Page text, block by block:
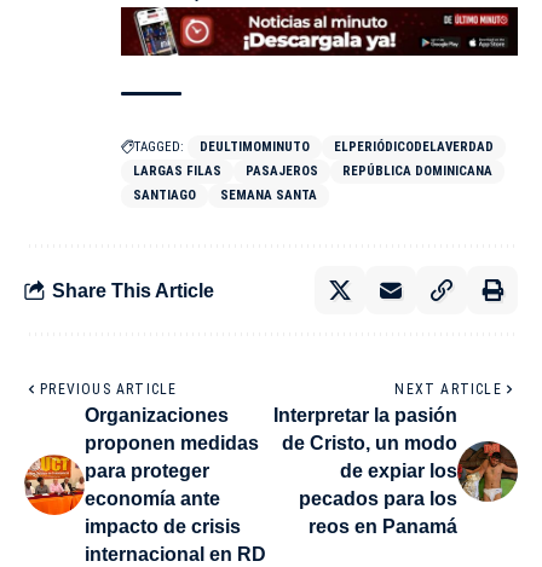
TAGGED: DEULTIMOMINUTO
ELPERIÓDICODELAVERDAD
LARGAS FILAS
PASAJEROS
REPÚBLICA DOMINICANA
SANTIAGO
SEMANA SANTA
Share This Article
PREVIOUS ARTICLE
Organizaciones
proponen medidas
para proteger
economía ante
impacto de crisis
internacional en RD
NEXT ARTICLE
Interpretar la pasión
de Cristo, un modo
de expiar los
pecados para los
reos en Panamá